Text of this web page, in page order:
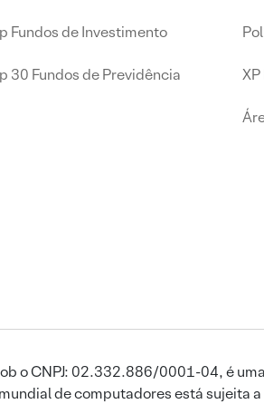
Fundos de Investimento
30 Fundos de Previdência
o CNPJ: 02.332.886/0001-04, é
de computadores está